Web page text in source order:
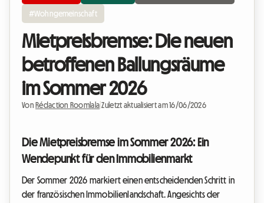
#Wohngemeinschaft
Mietpreisbremse: Die neuen
betroffenen Ballungsräume
im Sommer 2026
Von Rédaction Roomlala |Zuletzt aktualisiert am 16/06/2026
Die Mietpreisbremse im Sommer 2026: Ein
Wendepunkt für den Immobilienmarkt
Der Sommer 2026 markiert einen entscheidenden Schritt in
der französischen Immobilienlandschaft. Angesichts der